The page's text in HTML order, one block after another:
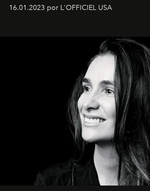
16.01.2023 por L'OFFICIEL USA